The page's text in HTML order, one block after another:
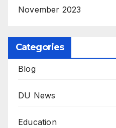
November 2023
Categories
Blog
DU News
Education